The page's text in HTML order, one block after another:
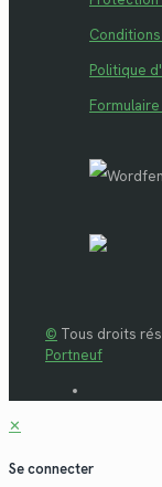
Politique
© Tous droits
Portneuf
✕
Se connecter